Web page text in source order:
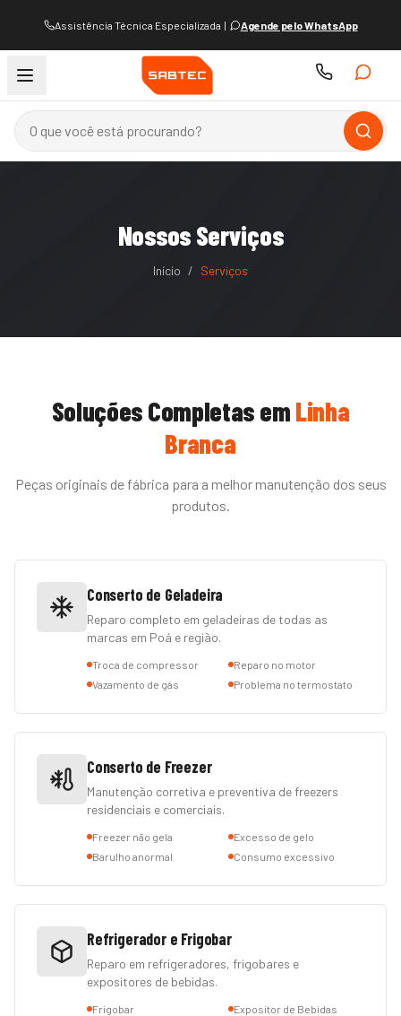
Assistência Técnica Especializada | Agende pelo WhatsApp
Nossos Serviços
Início / Serviços
Soluções Completas emLinha
Branca
Peças originais de fábrica para a melhor manutenção dos seus
produtos.
Conserto de Geladeira
Reparo completo em geladeiras de todas as
marcas em Poá e região.
Troca de compressor
Reparo no motor
Vazamento de gás
Problema no termostato
Conserto de Freezer
Manutenção corretiva e preventiva de freezers
residenciais e comerciais.
Freezer não gela
Excesso de gelo
Barulho anormal
Consumo excessivo
Refrigerador e Frigobar
Reparo em refrigeradores, frigobares e
expositores de bebidas.
Frigobar
Expositor de Bebidas